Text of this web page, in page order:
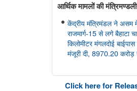
आर्थिक मामलों की
केंद्रीय मंत्रिमंडल ने असम में
राजमार्ग-15 से लगे बैहाटा
किलोमीटर मंगलदोई
मंजूरी दी, 8970.20
आयुष
Click here for